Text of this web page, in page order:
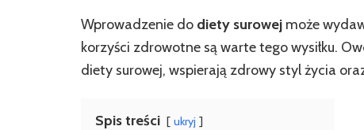
Wprowadzenie do diety surowej może
korzyści zdrowotne są warte tego wysiłku.
diety surowej, wspierają zdrowy styl życia
Spis treści ukryj